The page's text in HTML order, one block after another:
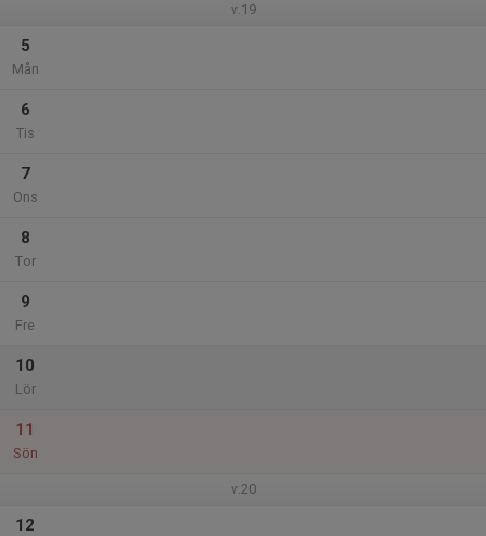
v.19
5
Mån
6
Tis
7
Ons
8
Tor
9
Fre
10
Lör
11
Sön
v.20
12